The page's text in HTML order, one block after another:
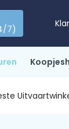
7)